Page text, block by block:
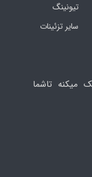
تیونینگ
سایر تزئینات
10 ساله کمک میکنه تاشما